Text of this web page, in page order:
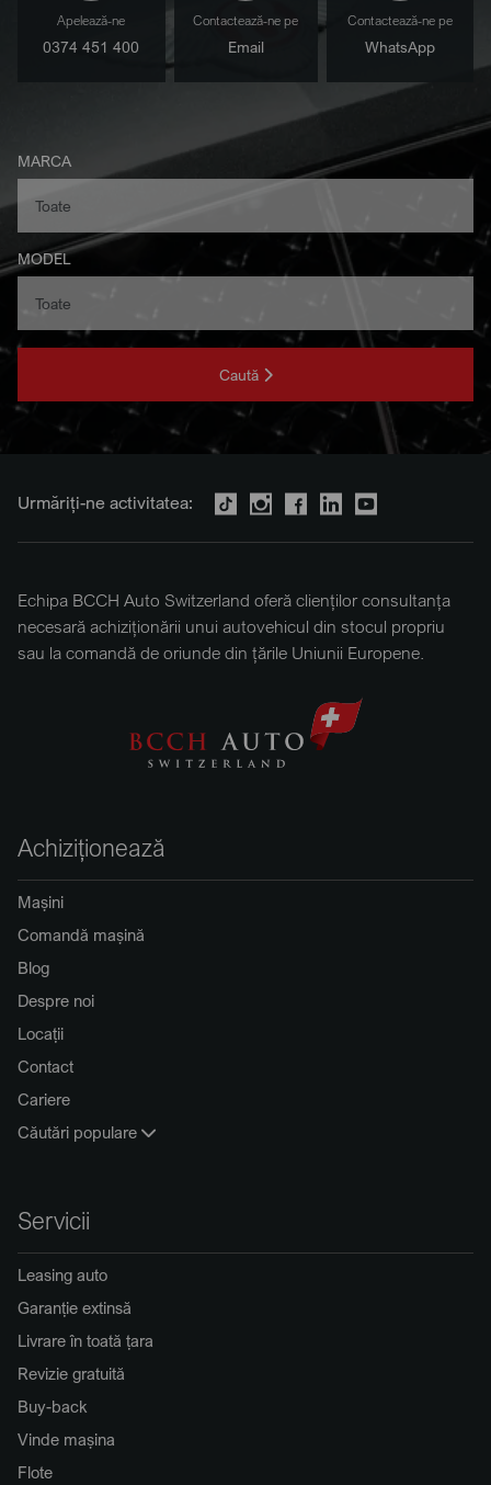
Apelează-ne
0374 451 400
Contactează-ne pe
Email
Contactează-ne pe
WhatsApp
MARCA
MODEL
Caută
Urmăriți-ne activitatea:
Echipa BCCH Auto Switzerland oferă clienților consultanța
necesară achiziționării unui autovehicul din stocul propriu
sau la comandă de oriunde din țările Uniunii Europene.
Achiziționează
Mașini
Comandă mașină
Blog
Despre noi
Locații
Contact
Cariere
Căutări populare
Servicii
Leasing auto
Garanție extinsă
Livrare în toată țara
Revizie gratuită
Buy-back
Vinde mașina
Flote